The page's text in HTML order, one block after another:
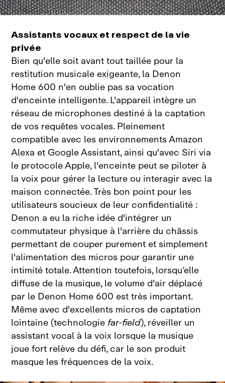
Assistants vocaux et respect de la vie
privée
Bien qu'elle soit avant tout taillée pour la
restitution musicale exigeante, la Denon
Home 600 n'en oublie pas sa vocation
d'enceinte intelligente. L'appareil intègre un
réseau de microphones destiné à la captation
de vos requêtes vocales. Pleinement
compatible avec les environnements Amazon
Alexa et Google Assistant, ainsi qu'avec Siri via
le protocole Apple, l'enceinte peut se piloter à
la voix pour gérer la lecture ou interagir avec la
maison connectée. Très bon point pour les
utilisateurs soucieux de leur confidentialité :
Denon a eu la riche idée d'intégrer un
commutateur physique à l'arrière du châssis
permettant de couper purement et simplement
l'alimentation des micros pour garantir une
intimité totale. Attention toutefois, lorsqu’elle
diffuse de la musique, le volume d'air déplacé
par le Denon Home 600 est très important.
Même avec d'excellents micros de captation
lointaine (technologie far‑field), réveiller un
assistant vocal à la voix lorsque la musique
joue fort relève du défi, car le son produit
masque les fréquences de la voix.